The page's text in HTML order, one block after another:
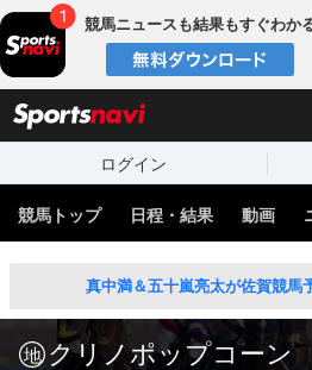
競馬ニュースも結果もすぐわか
ログイン
競馬トップ 日程・結果 動画
真中満＆五十嵐亮太が佐賀競馬
クリノポップコーン